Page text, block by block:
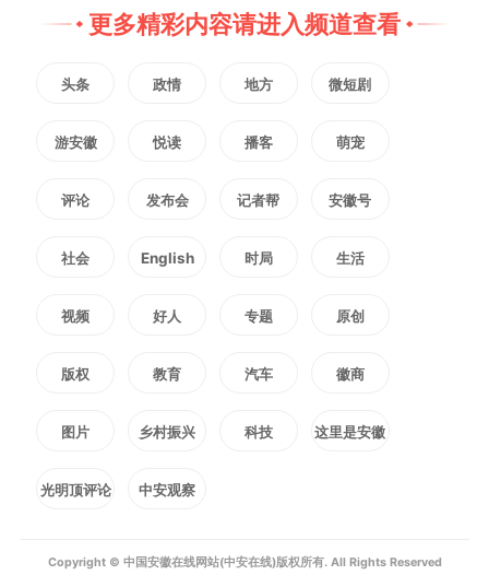
变化背后，是一场“扁平化管
员”和“传声筒”，而是通过海量民意
数据精准找到交管痛点的“分析
员”，是积极协调多方资源调度解
决民生问题的“吹哨人”。
更多精彩内容请进入频道查看
头条 政情 地方 微短剧
游安徽 悦读 播客 萌宠
评论 发布会 记者帮 安徽号
社会 English 时局 生活
视频 好人 专题 原创
版权 教育 汽车 徽商
图片 乡村振兴 科技 这里是安徽
光明顶评论 中安观察
Copyright © 中国安徽在线网站(中安在线)版权所有. All Rights Reserved